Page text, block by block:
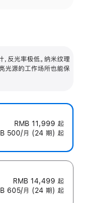
反光率极低。纳米纹理
光源的工作场所也能保
RMB 11,999 起
500/月 (24 期) 起
RMB 14,499 起
605/月 (24 期) 起